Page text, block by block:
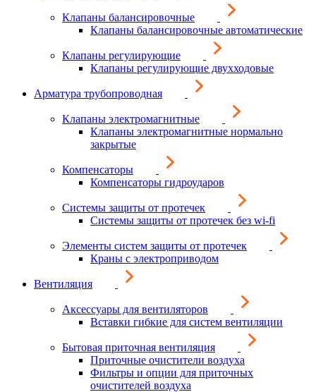
Клапаны балансировочные
Клапаны балансировочные автоматические
Клапаны регулирующие
Клапаны регулирующие двухходовые
Арматура трубопроводная
Клапаны электромагнитные
Клапаны электромагнитные нормально
закрытые
Компенсаторы
Компенсаторы гидроударов
Системы защиты от протечек
Системы защиты от протечек без wi-fi
Элементы систем защиты от протечек
Краны с электроприводом
Вентиляция
Аксессуары для вентиляторов
Вставки гибкие для систем вентиляции
Бытовая приточная вентиляция
Приточные очистители воздуха
Фильтры и опции для приточных
очистителей воздуха